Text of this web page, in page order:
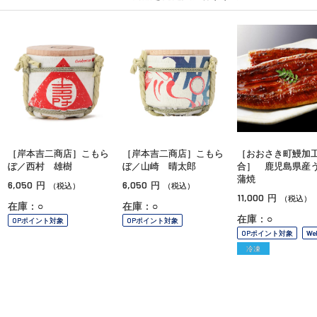
［岸本吉二商店］こもら
ぼ／西村 雄樹
6,050 円 （税込）
在庫：○
OPポイント対象
［岸本吉二商店］こもら
ぼ／山崎 晴太郎
6,050 円 （税込）
在庫：○
OPポイント対象
［おおさき町鰻加
合］ 鹿児島県産
蒲焼
11,000 円 （税込）
在庫：○
OPポイント対象
冷凍